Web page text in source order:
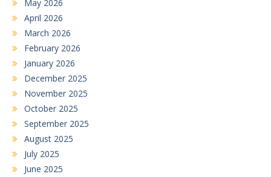
May 2026
April 2026
March 2026
February 2026
January 2026
December 2025
November 2025
October 2025
September 2025
August 2025
July 2025
June 2025